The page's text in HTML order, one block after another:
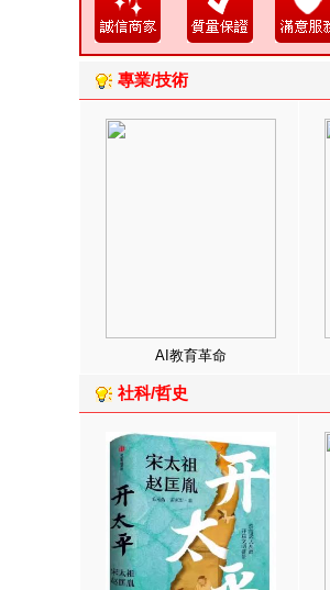
專業/技術
AI教育革命
社科/哲史